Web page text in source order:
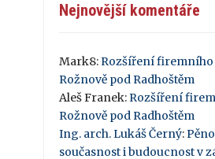
Nejnovější komentáře
Mark8:Rozšíření firemního
Rožnově pod Radhoštěm
Aleš Franek:Rozšíření
Rožnově pod Radhoštěm
Ing. arch. Lukáš Černý:
současnost i budoucnost v